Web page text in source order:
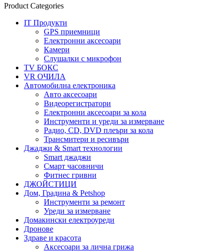
Product Categories
IT Продукти
GPS приемници
Електронни аксесоари
Камери
Слушалки с микрофон
TV БОКС
VR ОЧИЛА
Автомобилна електроника
Авто аксесоари
Видеорегистратори
Електронни аксесоари за кола
Инструменти и уреди за измерване
Радио, CD, DVD плеъри за кола
Трансмитери и ресивъри
Джаджи & Smart технологии
Smart джаджи
Смарт часовничи
Фитнес гривни
ДЖОЙСТИЦИ
Дом, Градина & Petshop
Инструменти за ремонт
Уреди за измерване
Домакински електроуреди
Дронове
Здраве и красота
Аксесоари за лична грижа